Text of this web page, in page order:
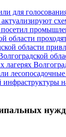
для
области
области
лагерях